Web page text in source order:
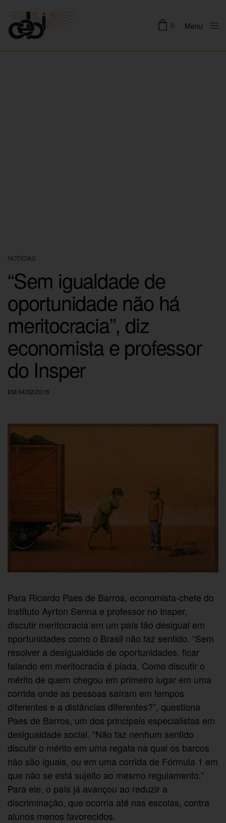
0 Menu
NOTÍCIAS
“Sem igualdade de
oportunidade não há
meritocracia”, diz
economista e professor
do Insper
EM 04/02/2016
Para Ricardo Paes de Barros, economista-chefe do
Instituto Ayrton Senna e professor no Insper,
discutir meritocracia em um país tão desigual em
oportunidades como o Brasil não faz sentido. “Sem
resolver a desigualdade de oportunidades, ficar
falando em meritocracia é piada. Como discutir o
mérito de quem chegou em primeiro lugar em uma
corrida onde as pessoas saíram em tempos
diferentes e a distâncias diferentes?”, questiona
Paes de Barros, um dos principais especialistas em
desigualdade social. “Não faz nenhum sentido
discutir o mérito em uma regata na qual os barcos
não são iguais, ou em uma corrida de Fórmula 1 em
que não se está sujeito ao mesmo regulamento.”
Para ele, o país já avançou ao reduzir a
discriminação, que ocorria até nas escolas, contra
alunos menos favorecidos.